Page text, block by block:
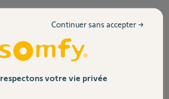
Electrique et
les radiateurs suivants dans notre
votre vie privée
Continuer sans accepter →